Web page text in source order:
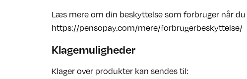
Læs mere om din beskyttelse som forbruger når du
https://pensopay.com/mere/forbrugerbeskyttelse/
Klagemuligheder
Klager over produkter kan sendes til: